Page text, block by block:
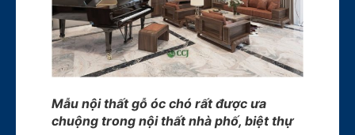
Mẫu nội thất gỗ óc chó rất được ưa
chuộng trong nội thất nhà phố, biệt thự